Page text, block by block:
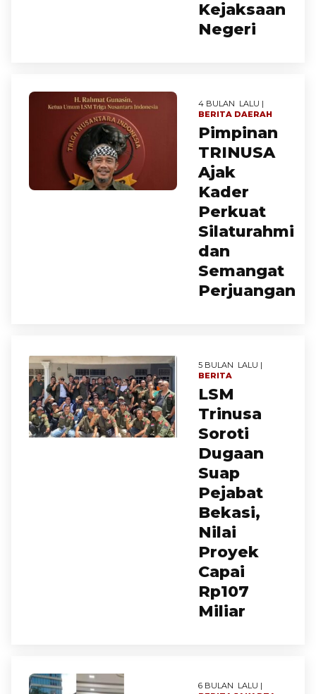
Kejaksaan
Negeri
4 BULAN LALU |
BERITA DAERAH
Pimpinan
TRINUSA
Ajak
Kader
Perkuat
Silaturahmi
dan
Semangat
Perjuangan
5 BULAN LALU |
BERITA
LSM
Trinusa
Soroti
Dugaan
Suap
Pejabat
Bekasi,
Nilai
Proyek
Capai
Rp107
Miliar
6 BULAN LALU |